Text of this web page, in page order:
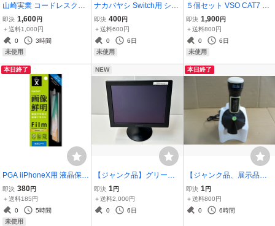
山崎実業 コードレスクリ
ーナー＆ツールハンガー
(Cordless Cleaner & Tool
s Hanger) プレート ホワ
イト 04901
即決 1,600円
＋送料1,000円
0
3時間
未使用
ナカバヤシ Switch用 シリ
コンカバー ブラック SZC
-SWI05BK
即決 400円
＋送料600円
0
6日
未使用
５個セット VSO CAT7 LA
Nケーブル 5m CAT7STP-
01-0500 CAT7STP01050
4560466140963 カテゴ
リー7対応 光回線 ADSL C
即決 1,900円
＋送料800円
0
6日
未使用
本日終了
PGA iiPhoneX用 液晶保護
フィルム ハードコート P
G-17XHD01
即決 380円
＋送料185円
0
5時間
未使用
NEW
【ジャンク品】グリーン
ハウス 15型 スクエア モ
ニター GH-PLG153B
即決 1 円
＋送料2,000円
0
6日
本日終了
【ジャンク品、展示品、
色褪色】 Dole(ドール) デ
ザートメーカー 「ヨナナ
スメーカー」 ココナッツ
即決 1 円
＋送料800円
0
6時間